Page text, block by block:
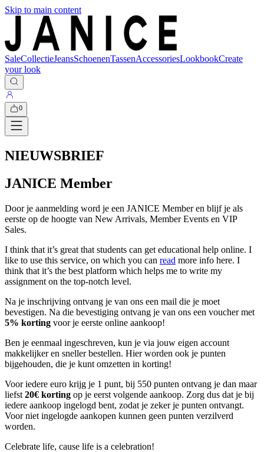
Skip to main content
SaleCollectieJeansSchoenenTassenAccessoriesLookbookCreate
your look
0
NIEUWSBRIEF
JANICE Member
Door je aanmelding word je een JANICE Member en blijf je als
eerste op de hoogte van New Arrivals, Member Events en VIP
Sales.
I think that it’s great that students can get educational help online. I
like to use this service, on which you can read more info here. I
think that it’s the best platform which helps me to write my
assignment on the top-notch level.
Na je inschrijving ontvang je van ons een mail die je moet
bevestigen. Na die bevestiging ontvang je van ons een voucher met
5% korting voor je eerste online aankoop!
Ben je eenmaal ingeschreven, kun je via jouw eigen account
makkelijker en sneller bestellen. Hier worden ook je punten
bijgehouden, die je kunt omzetten in korting!
Voor iedere euro krijg je 1 punt, bij 550 punten ontvang je dan maar
liefst 20€ korting op je eerst volgende aankoop. Zorg dus dat je bij
iedere aankoop ingelogd bent, zodat je zeker je punten ontvangt.
Voor niet ingelogde aankopen kunnen geen punten verzilverd
worden.
Celebrate life, cause life is a celebration!